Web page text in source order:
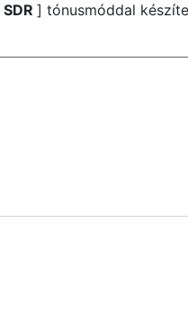
SDR ] tónusmóddal